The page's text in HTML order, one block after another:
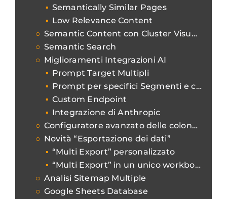
Semantically Similar Pages
Low Relevance Content
Semantic Content con Cluster Visualisation
Semantic Search
Miglioramenti Integrazioni AI
Prompt Target Multipli
Prompt per specifici Segmenti e criticità
Custom Endpoint
Integrazione di Anthropic
Configuratore avanzato delle colonne
Novità “Esportazione dei dati”
“Multi Export” personalizzato
“Multi Export” in un unico workbook
Analisi Sitemap Multiple
Google Sheets Database